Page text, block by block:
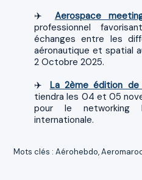
✈️ Aerospace
professionnel
échanges entre les
aéronautique et spatial
2 Octobre 2025.
✈️ La 2ème édition de
tiendra les 04 et 05
pour le networking
internationale.
Mots clés : Aérohebdo,